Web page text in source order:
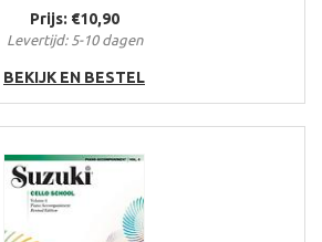
Prijs: €10,90
Levertijd: 5-10 dagen
BEKIJK EN BESTEL